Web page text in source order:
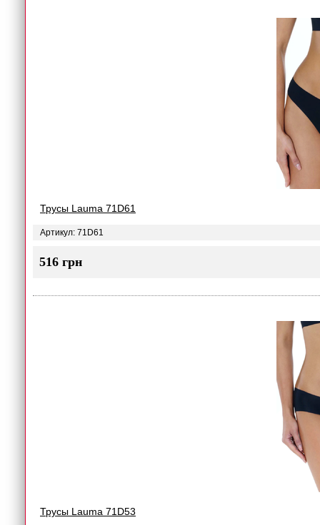
Трусы Lauma 71D61
Артикул: 71D61
516 грн
Трусы Lauma 71D53